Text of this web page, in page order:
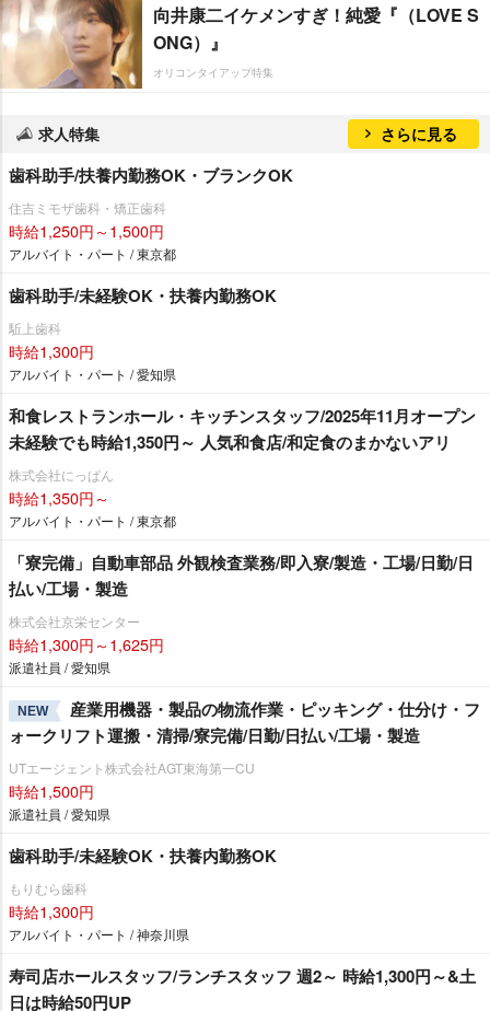
向井康二イケメンすぎ！純愛『（LOVE S
ONG）』
オリコンタイアップ特集
求人特集 さらに見る
歯科助手/扶養内勤務OK・ブランクOK
住吉ミモザ歯科・矯正歯科
時給1,250円～1,500円
アルバイト・パート / 東京都
歯科助手/未経験OK・扶養内勤務OK
駈上歯科
時給1,300円
アルバイト・パート / 愛知県
和食レストランホール・キッチンスタッフ/2025年11月オープン
未経験でも時給1,350円～ 人気和食店/和定食のまかないアリ
株式会社にっぱん
時給1,350円～
アルバイト・パート / 東京都
「寮完備」自動車部品 外観検査業務/即入寮/製造・工場/日勤/日
払い/工場・製造
株式会社京栄センター
時給1,300円～1,625円
派遣社員 / 愛知県
NEW
産業用機器・製品の物流作業・ピッキング・仕分け・フ
ォークリフト運搬・清掃/寮完備/日勤/日払い/工場・製造
UTエージェント株式会社AGT東海第一CU
時給1,500円
派遣社員 / 愛知県
歯科助手/未経験OK・扶養内勤務OK
もりむら歯科
時給1,300円
アルバイト・パート / 神奈川県
寿司店ホールスタッフ/ランチスタッフ 週2～ 時給1,300円～&土
日は時給50円UP